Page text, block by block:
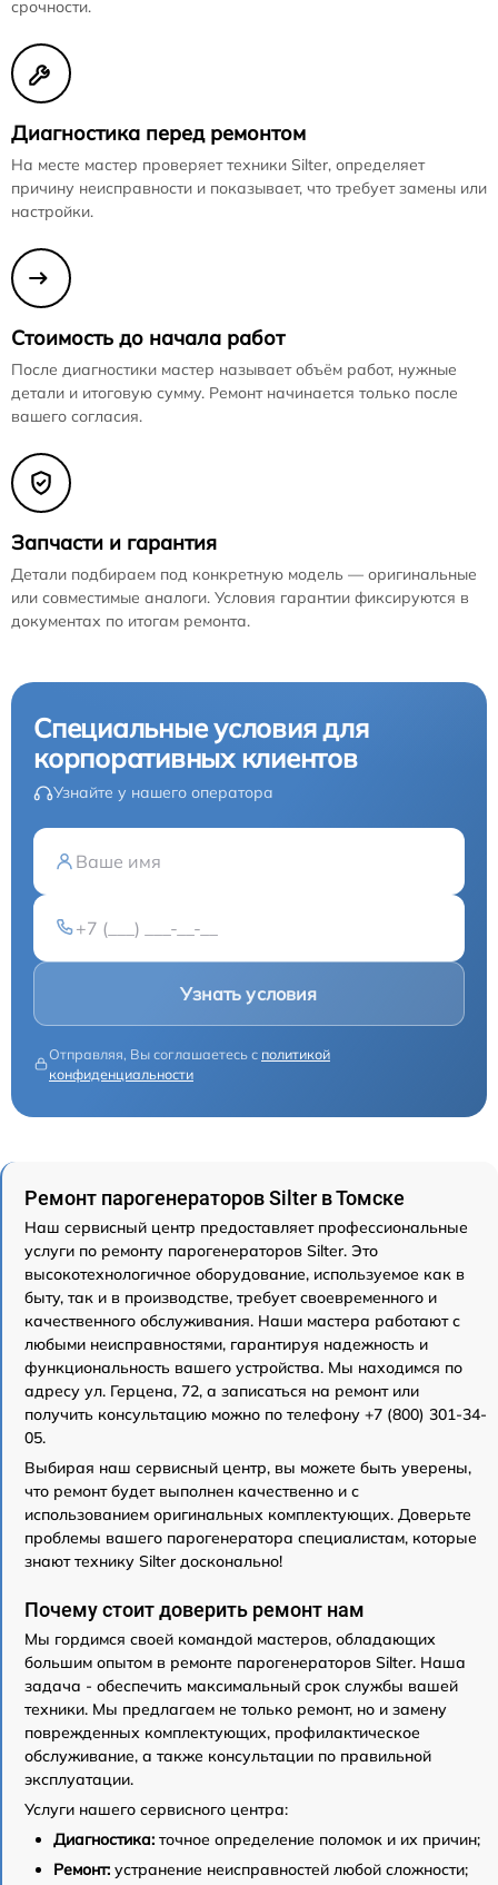
срочности.
Диагностика перед ремонтом
На месте мастер проверяет техники Silter, определяет
причину неисправности и показывает, что требует замены или
настройки.
Стоимость до начала работ
После диагностики мастер называет объём работ, нужные
детали и итоговую сумму. Ремонт начинается только после
вашего согласия.
Запчасти и гарантия
Детали подбираем под конкретную модель — оригинальные
или совместимые аналоги. Условия гарантии фиксируются в
документах по итогам ремонта.
Специальные условия для
корпоративных клиентов
Узнайте у нашего оператора
Узнать условия
Отправляя, Вы соглашаетесь с политикой
конфиденциальности
Ремонт парогенераторов Silter в Томске
Наш сервисный центр предоставляет профессиональные
услуги по ремонту парогенераторов Silter. Это
высокотехнологичное оборудование, используемое как в
быту, так и в производстве, требует своевременного и
качественного обслуживания. Наши мастера работают с
любыми неисправностями, гарантируя надежность и
функциональность вашего устройства. Мы находимся по
адресу ул. Герцена, 72, а записаться на ремонт или
получить консультацию можно по телефону +7 (800) 301-34-
05.
Выбирая наш сервисный центр, вы можете быть уверены,
что ремонт будет выполнен качественно и с
использованием оригинальных комплектующих. Доверьте
проблемы вашего парогенератора специалистам, которые
знают технику Silter досконально!
Почему стоит доверить ремонт нам
Мы гордимся своей командой мастеров, обладающих
большим опытом в ремонте парогенераторов Silter. Наша
задача - обеспечить максимальный срок службы вашей
техники. Мы предлагаем не только ремонт, но и замену
поврежденных комплектующих, профилактическое
обслуживание, а также консультации по правильной
эксплуатации.
Услуги нашего сервисного центра:
Диагностика: точное определение поломок и их причин;
Ремонт: устранение неисправностей любой сложности;